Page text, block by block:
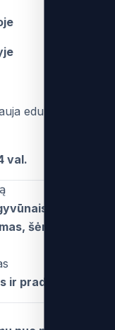
edukacijoje,
val.
šėrimas,
ir pradinukams